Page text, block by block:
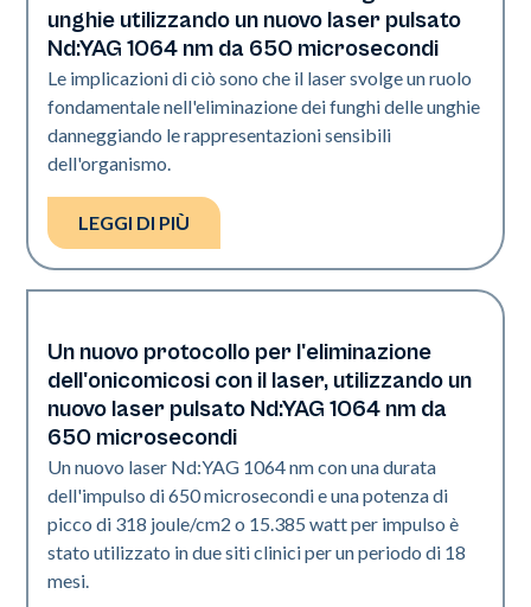
unghie utilizzando un nuovo laser pulsato
Nd:YAG 1064 nm da 650 microsecondi
Le implicazioni di ciò sono che il laser svolge un ruolo
fondamentale nell'eliminazione dei funghi delle unghie
danneggiando le rappresentazioni sensibili
dell'organismo.
LEGGI DI PIÙ
Unghie
Un nuovo protocollo per l'eliminazione
dell'onicomicosi con il laser, utilizzando un
nuovo laser pulsato Nd:YAG 1064 nm da
650 microsecondi
Un nuovo laser Nd:YAG 1064 nm con una durata
dell'impulso di 650 microsecondi e una potenza di
picco di 318 joule/cm2 o 15.385 watt per impulso è
stato utilizzato in due siti clinici per un periodo di 18
mesi.